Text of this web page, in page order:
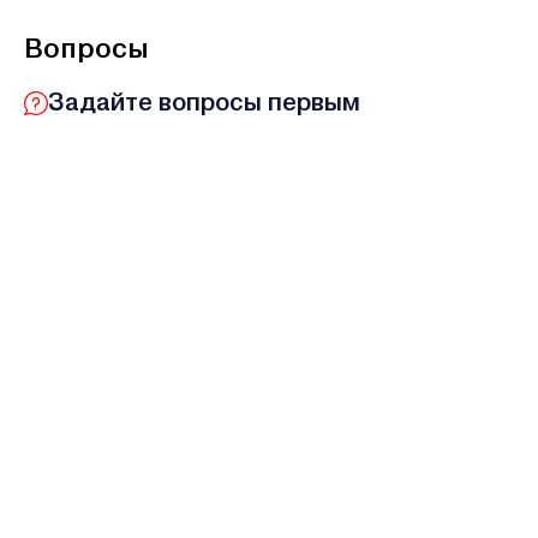
Вопросы
Задайте вопросы первым